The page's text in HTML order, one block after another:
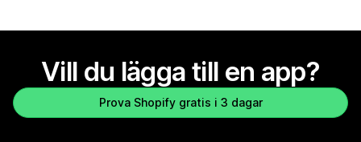
Vill du lägga till en app?
Prova Shopify gratis i 3 dagar